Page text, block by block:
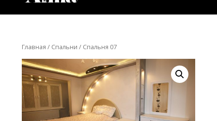
Главная / Спальни / Спальня 07